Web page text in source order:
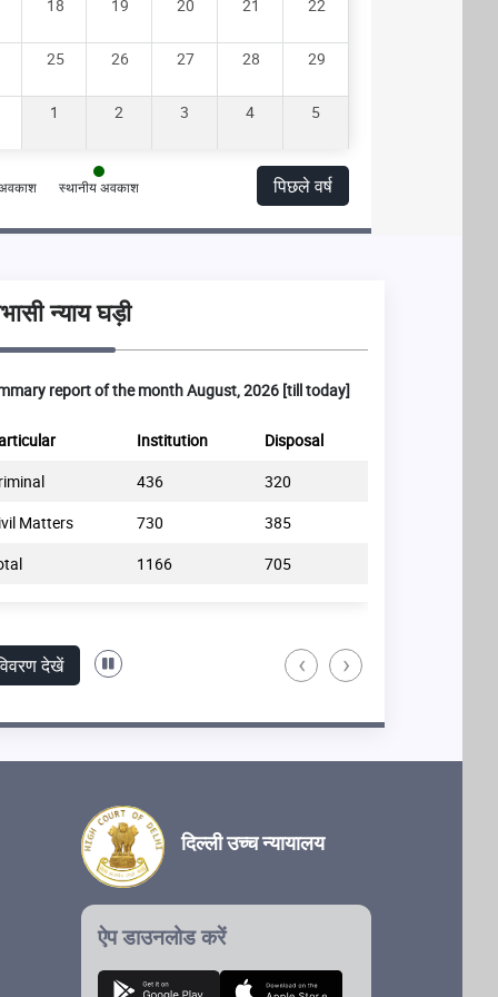
18 19 20 21 22
25 26 27 28 29
1 2 3 4 5
स्थानीय अवकाश पिछले वर्ष
न्याय घड़ी
report of the month August, 2026 [till today]
Institution
Disposal
436
320
Matters
730
385
1166 705
‹ ›
देखें
दिल्ली उच्च न्यायालय
ऐप डाउनलोड करें